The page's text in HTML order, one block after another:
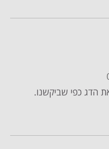
הדג כפי שביקשנו.